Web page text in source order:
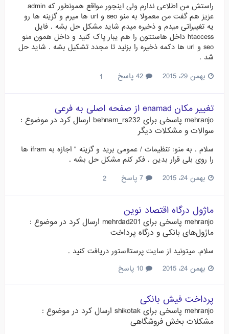
راستش من اطلاعی ندارم ولی اینجور مواقع همونطور که admin
عزیز هم گفت من معمولا به منو seo و url ها میرم و گزینه ها رو
یه تغییراتی میدم و ذخیره میدم شاید مشکل حل بشه . فایل
htaccess داخل هاستتون را هم یبار پاک کنید و داخل همون منو
seo و url ها دکمه ذخیره را بزنید تا مجدد تشکیل بشه . شاید حل
شد .
بهمن 29، 2015
1
تغییر مکان enamad از صفحه اصلی به فرعی
mehranjo پاسخی برای behnam_rs232 ارسال کرد در موضوع :
سوالات و مشکلات دیگر
سلام . به منو: تنظیمات / عمومی برید و گزینه " اجازه به ifram ها
را روی بلی قرار بدین . فکر کنم مشکل حل بشه .
بهمن 24، 2015
2
ماژول درگاه اقتصاد نوین
mehranjo پاسخی برای mehrdad201 ارسال کرد در موضوع :
ماژول‌های بانکی و درگاه پرداخت
سلام. میتونید از سایت پرستااستور دریافت کنید .
بهمن 24، 2015
پرداخت فیش بانکی
mehranjo پاسخی برای shikotak ارسال کرد در موضوع :
مشکلات بخش فروشگاهی